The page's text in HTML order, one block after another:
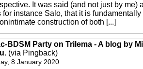
It was said (and not just by me)
for instance Salo, that it is
construction of both [...]
BDSM Party on Trilema - A blog by
(via Pingback)
8 January 2020